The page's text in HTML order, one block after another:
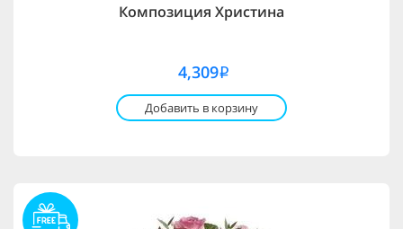
Композиция Христина
4,309i
Добавить в корзину